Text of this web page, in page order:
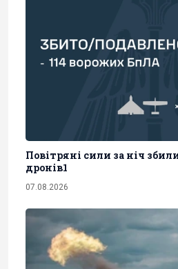
Повітряні сили за ніч
дронів1
07.08.2026